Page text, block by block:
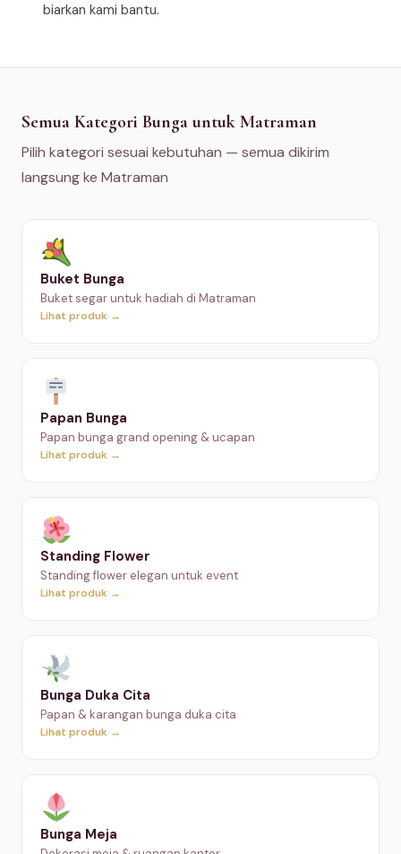
biarkan kami bantu.
Semua Kategori Bunga untuk Matraman
Pilih kategori sesuai kebutuhan — semua dikirim
langsung ke Matraman
Buket Bunga
Buket segar untuk hadiah di Matraman
Lihat produk →
Papan Bunga
Papan bunga grand opening & ucapan
Lihat produk →
Standing Flower
Standing flower elegan untuk event
Lihat produk →
Bunga Duka Cita
Papan & karangan bunga duka cita
Lihat produk →
Bunga Meja